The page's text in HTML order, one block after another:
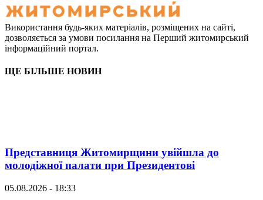
Використання будь-яких матеріалів, розміщених на сайті,
дозволяється за умови посилання на Перший житомирський
інформаційний портал.
ЩЕ БІЛЬШЕ НОВИН
Представниця Житомирщини увійшла до
молодіжної палати при Президентові
05.08.2026 - 18:33